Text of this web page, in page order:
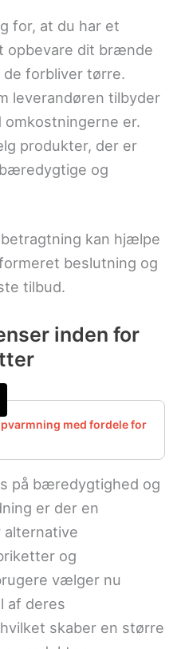
for, at du har et
opbevare dit brænde
forbliver tørre.
leverandøren tilbyder
omkostningerne er.
produkter, der er
og
kan hjælpe
beslutning og
tilbud.
inden for
med fordele for
på bæredygtighed og
er der en
og
vælger nu
af deres
skaber en større